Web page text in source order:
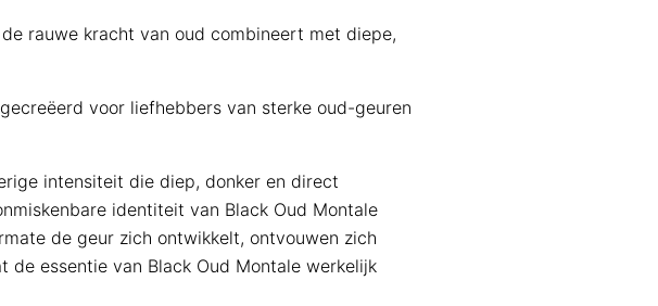
rauwe kracht van oud combineert met diepe,
voor liefhebbers van sterke oud-geuren
intensiteit die diep, donker en direct
identiteit van Black Oud Montale
de geur zich ontwikkelt, ontvouwen zich
essentie van Black Oud Montale werkelijk